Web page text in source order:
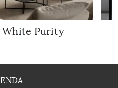
White Purity